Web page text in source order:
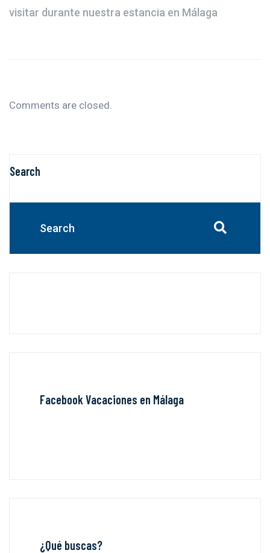
visitar durante nuestra estancia en Málaga
Comments are closed.
Search
Facebook Vacaciones en Málaga
¿Qué buscas?